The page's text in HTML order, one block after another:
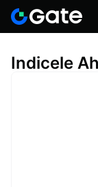
Indicele